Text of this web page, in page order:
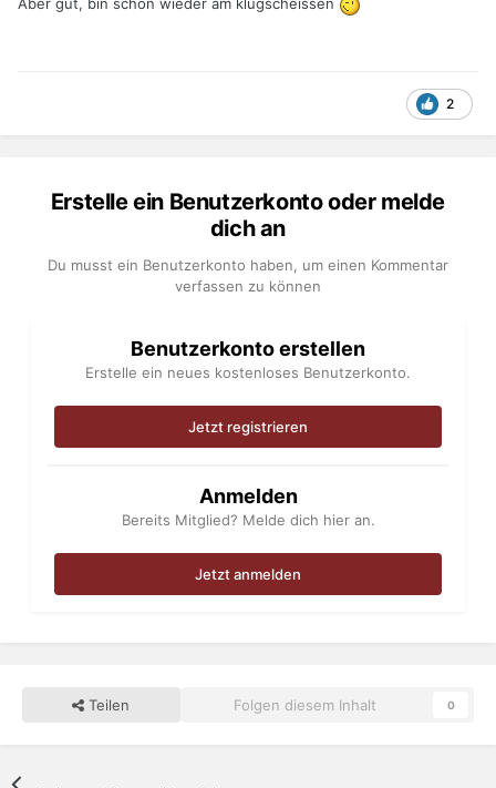
Aber gut, bin schon wieder am klugscheissen
2
Erstelle ein Benutzerkonto oder melde
dich an
Du musst ein Benutzerkonto haben, um einen Kommentar
verfassen zu können
Benutzerkonto erstellen
Erstelle ein neues kostenloses Benutzerkonto.
Jetzt registrieren
Anmelden
Bereits Mitglied? Melde dich hier an.
Jetzt anmelden
Teilen Folgen diesem Inhalt 0